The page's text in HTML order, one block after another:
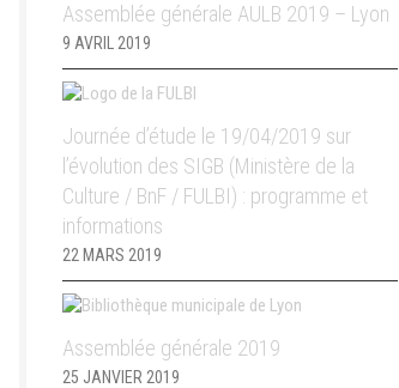
Assemblée générale AULB 2019 – Lyon
9 AVRIL 2019
Journée d’étude le 19/04/2019 sur
l’évolution des SIGB (Ministère de la
Culture / BnF / FULBI) : programme et
informations
22 MARS 2019
Assemblée générale 2019
25 JANVIER 2019